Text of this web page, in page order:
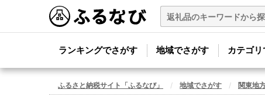
ランキングでさがす 地域でさがす カテゴ
ふるさと納税サイト「ふるなび」 地域でさがす 関東地